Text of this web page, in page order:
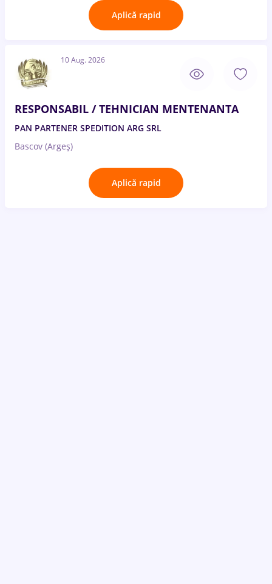
Aplică rapid
10 Aug. 2026
RESPONSABIL / TEHNICIAN MENTENANTA
PAN PARTENER SPEDITION ARG SRL
Bascov (Argeș)
Aplică rapid